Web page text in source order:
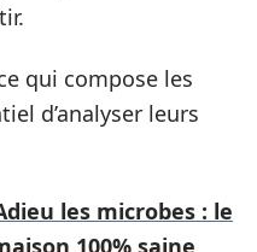
qui compose les
d’analyser leurs
les microbes : le
100% saine